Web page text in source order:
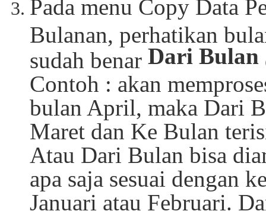
Pada menu Copy Data
Bulanan, perhatikan
sudah benar Dari Bulan
Contoh : akan
bulan April, maka Dari
Maret dan Ke Bulan
Atau Dari Bulan bisa
apa saja sesuai dengan
Januari atau Februari.